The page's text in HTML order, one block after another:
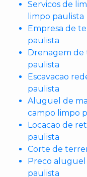
Servicos de
limpo paulista
Empresa de
paulista
Drenagem
paulista
Escavacao
paulista
Aluguel de
campo limpo
Locacao de
paulista
Corte de
Preco
paulista